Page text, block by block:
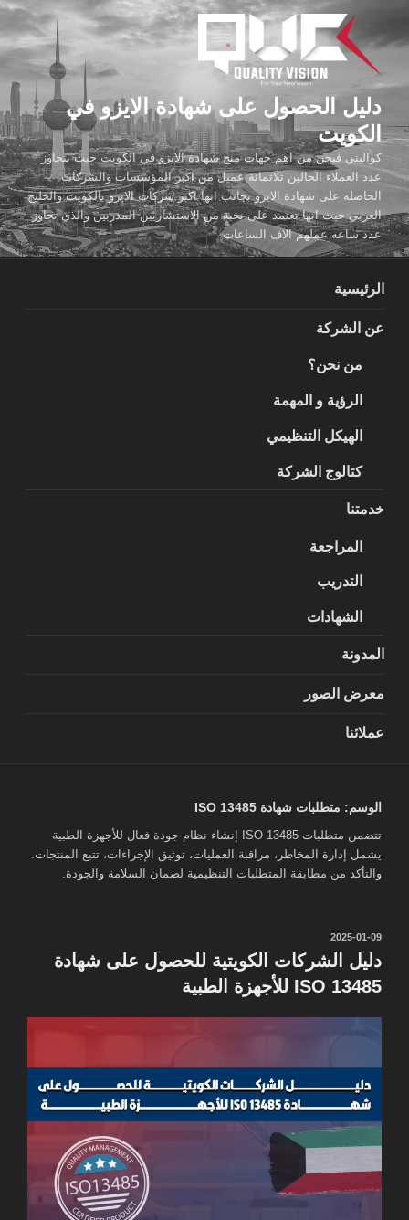
المحتوى
دليل الحصول على شهادة الايزو في
الكويت
كواليتي فيجن من اهم جهات منح شهادة الايزو في الكويت حيث يتجاوز
عدد العملاء الحالين ثلاثمائة عميل من اكبر المؤسسات والشركات
الحاصله على شهادة الايزو بجانب انها اكبر شركات الايزو بالكويت والخليج
العربي حيث انها تعتمد على نخبة من الاستشاريين المدربين والذي تجاوز
عدد ساعه عملهم الاف الساعات
الرئيسية
عن الشركة
من نحن؟
الرؤية و المهمة
الهيكل التنظيمي
كتالوج الشركة
خدمتنا
المراجعة
التدريب
الشهادات
المدونة
معرض الصور
عملائنا
الوسم: متطلبات شهادة ISO 13485
تتضمن متطلبات ISO 13485 إنشاء نظام جودة فعال للأجهزة الطبية
يشمل إدارة المخاطر، مراقبة العمليات، توثيق الإجراءات، تتبع المنتجات.
والتأكد من مطابقة المتطلبات التنظيمية لضمان السلامة والجودة.
نُشر
في
2025-01-09
دليل الشركات الكويتية للحصول على شهادة
ISO 13485 للأجهزة الطبية